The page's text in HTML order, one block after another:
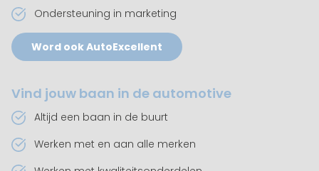
Ondersteuning in marketing
Word ook AutoExcellent
Vind jouw baan in de automotive
Altijd een baan in de buurt
Werken met en aan alle merken